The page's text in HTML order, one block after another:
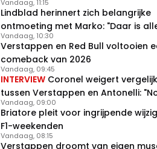
overstap naar Red Bull
Lindblad herinnert zich belangrijke
ontmoeting met Marko: "Daar is
echt begonnen"
Vandaag, 11:15
Verstappen en Red Bull voltooien
comeback van 2026
Vandaag, 10:30
INTERVIEW Coronel weigert
tussen Verstappen en Antonelli:
niet dat niveau"
Vandaag, 09:45
Briatore pleit voor ingrijpende
F1-weekenden
Vandaag, 09:00
Verstappen droomt van eigen
Vandaag, 08:15